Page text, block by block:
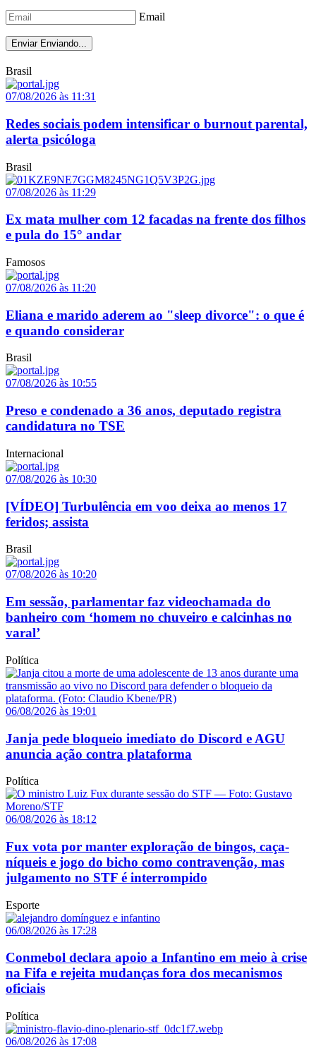
Email
Enviar Enviando...
Brasil
07/08/2026 às 11:31
Redes sociais podem intensificar o burnout parental,
alerta psicóloga
Brasil
07/08/2026 às 11:29
Ex mata mulher com 12 facadas na frente dos filhos
e pula do 15° andar
Famosos
07/08/2026 às 11:20
Eliana e marido aderem ao "sleep divorce": o que é
e quando considerar
Brasil
07/08/2026 às 10:55
Preso e condenado a 36 anos, deputado registra
candidatura no TSE
Internacional
07/08/2026 às 10:30
[VÍDEO] Turbulência em voo deixa ao menos 17
feridos; assista
Brasil
07/08/2026 às 10:20
Em sessão, parlamentar faz videochamada do
banheiro com ‘homem no chuveiro e calcinhas no
varal’
Política
06/08/2026 às 19:01
Janja pede bloqueio imediato do Discord e AGU
anuncia ação contra plataforma
Política
06/08/2026 às 18:12
Fux vota por manter exploração de bingos, caça-
níqueis e jogo do bicho como contravenção, mas
julgamento no STF é interrompido
Esporte
06/08/2026 às 17:28
Conmebol declara apoio a Infantino em meio à crise
na Fifa e rejeita mudanças fora dos mecanismos
oficiais
Política
06/08/2026 às 17:08